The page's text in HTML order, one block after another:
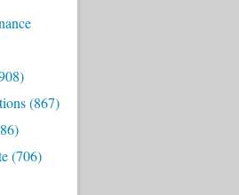
(867)
(706)